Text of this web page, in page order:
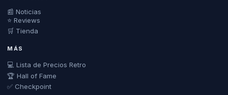
📰 Noticias
⭐ Reviews
🛒 Tienda
MÁS
💻 Lista de Precios Retro
🏆 Hall of Fame
✅ Checkpoint